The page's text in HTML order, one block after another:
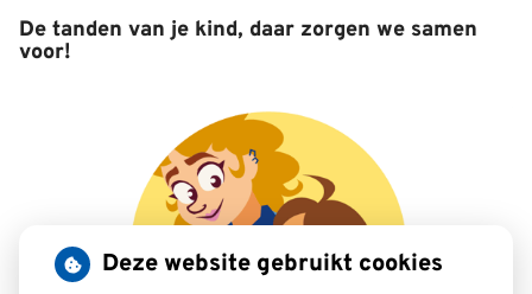
De tanden van je kind, daar zorgen we samen
voor!
Deze website gebruikt cookies